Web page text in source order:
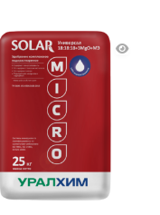
несколько
вариантов.
Опции
можно
выбрать
на
странице
товара